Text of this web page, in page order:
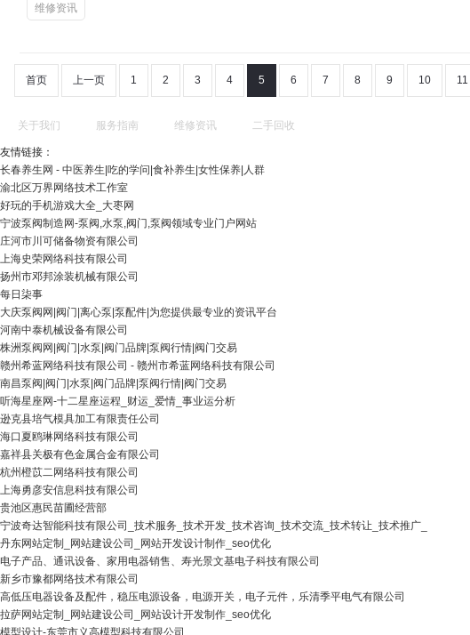
维修资讯
首页 上一页 1 2 3 4 5 6 7 8 9 10 11
关于我们 服务指南 维修资讯 二手回收
友情链接：
长春养生网 - 中医养生|吃的学问|食补养生|女性保养|人群
渝北区万界网络技术工作室
好玩的手机游戏大全_大枣网
宁波泵阀制造网-泵阀,水泵,阀门,泵阀领域专业门户网站
庄河市川可储备物资有限公司
上海史荣网络科技有限公司
扬州市邓邦涂装机械有限公司
每日柒事
大庆泵阀网|阀门|离心泵|泵配件|为您提供最专业的资讯平台
河南中泰机械设备有限公司
株洲泵阀网|阀门|水泵|阀门品牌|泵阀行情|阀门交易
赣州希蓝网络科技有限公司 - 赣州市希蓝网络科技有限公司
南昌泵阀|阀门|水泵|阀门品牌|泵阀行情|阀门交易
听海星座网-十二星座运程_财运_爱情_事业运分析
逊克县培气模具加工有限责任公司
海口夏鸥琳网络科技有限公司
嘉祥县关极有色金属合金有限公司
杭州橙苡二网络科技有限公司
上海勇彦安信息科技有限公司
贵池区惠民苗圃经营部
宁波奇达智能科技有限公司_技术服务_技术开发_技术咨询_技术交流_技术转让_技术推广_
丹东网站定制_网站建设公司_网站开发设计制作_seo优化
电子产品、通讯设备、家用电器销售、寿光景文基电子科技有限公司
新乡市豫都网络技术有限公司
高低压电器设备及配件，稳压电源设备，电源开关，电子元件，乐清季平电气有限公司
拉萨网站定制_网站建设公司_网站设计开发制作_seo优化
模型设计-东莞市义高模型科技有限公司